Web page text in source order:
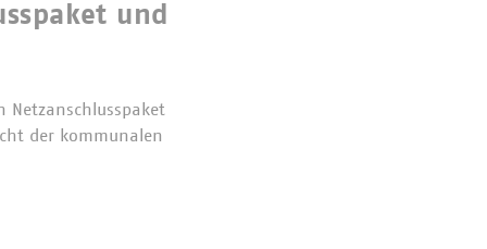
und
Netzanschlusspaket
der kommunalen